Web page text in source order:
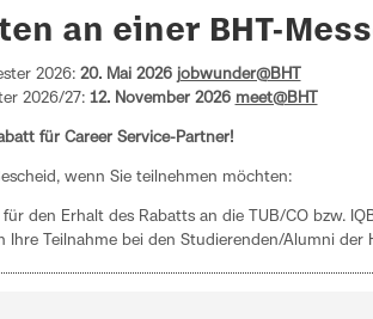
an einer BHT-
2026:20. Mai 2026 jobwunder@BHT
2026/27:12. November 2026 meet@BHT
für Career Service-Partner!
wenn Sie teilnehmen möchten:
den Erhalt des Rabatts an die TUB/CO bzw.
Ihre Teilnahme bei den Studierenden/Alumni der